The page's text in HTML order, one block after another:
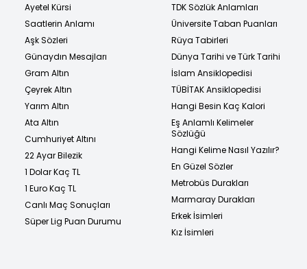
Ayetel Kürsi
Saatlerin Anlamı
Aşk Sözleri
Günaydın Mesajları
Gram Altın
Çeyrek Altın
Yarım Altın
Ata Altın
Cumhuriyet Altını
22 Ayar Bilezik
1 Dolar Kaç TL
1 Euro Kaç TL
Canlı Maç Sonuçları
Süper Lig Puan Durumu
TDK Sözlük Anlamları
Üniversite Taban Puanları
Rüya Tabirleri
Dünya Tarihi ve Türk Tarihi
İslam Ansiklopedisi
TÜBİTAK Ansiklopedisi
Hangi Besin Kaç Kalori
Eş Anlamlı Kelimeler
Sözlüğü
Hangi Kelime Nasıl Yazılır?
En Güzel Sözler
Metrobüs Durakları
Marmaray Durakları
Erkek İsimleri
Kız İsimleri